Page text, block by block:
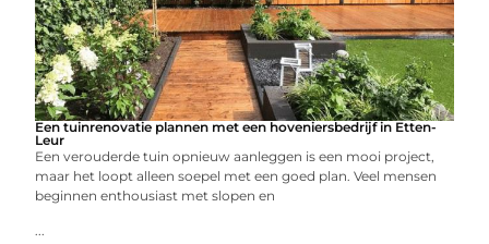
Een tuinrenovatie plannen met een hoveniersbedrijf in Etten-
Leur
Een verouderde tuin opnieuw aanleggen is een mooi project,
maar het loopt alleen soepel met een goed plan. Veel mensen
beginnen enthousiast met slopen en
...